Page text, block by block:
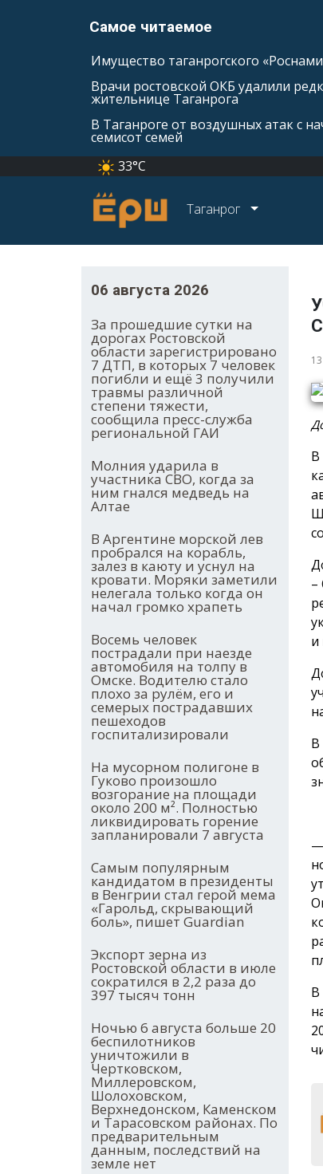
Самое читаемое
Имущество таганрогского
Врачи ростовской ОКБ удалили
жительнице Таганрога
В Таганроге от воздушных атак с
семисот семей
33°C
Таганрог
06 августа 2026
За прошедшие сутки на
дорогах Ростовской
области зарегистрировано
7 ДТП, в которых 7 человек
погибли и ещё 3 получили
травмы различной
степени тяжести,
сообщила пресс-служба
региональной ГАИ
Молния ударила в
участника СВО, когда за
ним гнался медведь на
Алтае
В Аргентине морской лев
пробрался на корабль,
залез в каюту и уснул на
кровати. Моряки заметили
нелегала только когда он
начал громко храпеть
Восемь человек
пострадали при наезде
автомобиля на толпу в
Омске. Водителю стало
плохо за рулём, его и
семерых пострадавших
пешеходов
госпитализировали
На мусорном полигоне в
Гуково произошло
возгорание на площади
около 200 м². Полностью
ликвидировать горение
запланировали 7 августа
Самым популярным
кандидатом в президенты
в Венгрии стал герой мема
«Гарольд, скрывающий
боль», пишет Guardian
Экспорт зерна из
Ростовской области в июле
сократился в 2,2 раза до
397 тысяч тонн
Ночью 6 августа больше 20
беспилотников
уничтожили в
Чертковском,
Миллеровском,
Шолоховском,
Верхнедонском, Каменском
и Тарасовском районах. По
предварительным
данным, последствий на
земле нет
В
–
и
В
—
В